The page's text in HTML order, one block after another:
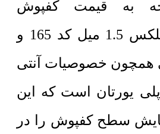
به قیمت کفپوش
مکافلکس وینیفلکس 1.5 میل کد 165 و
همچون خصوصیات آنتی
پلی یورتان است که این
سطح کفپوش را در